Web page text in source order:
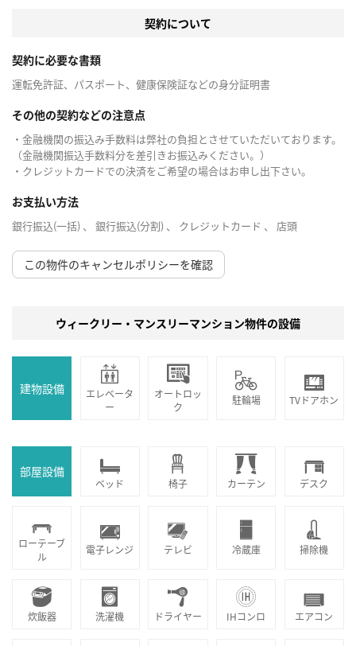
契約について
契約に必要な書類
運転免許証、パスポート、健康保険証などの身分証明書
その他の契約などの注意点
・金融機関の振込み手数料は弊社の負担とさせていただいております。
（金融機関振込手数料分を差引きお振込みください。）
・クレジットカードでの決済をご希望の場合はお申し出下さい。
お支払い方法
銀行振込(一括) 、 銀行振込(分割) 、 クレジットカード 、 店頭
この物件のキャンセルポリシーを確認
ウィークリー・マンスリーマンション物件の設備
建物設備
エレベータ
ー
オートロッ
ク
駐輪場 TVドアホン
部屋設備
ベッド 椅子 カーテン デスク
ローテーブ
ル
電子レンジ テレビ 冷蔵庫 掃除機
炊飯器 洗濯機 ドライヤー IHコンロ エアコン